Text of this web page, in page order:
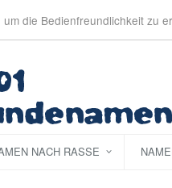
die Bedienfreundlichkeit zu
NACH RASSE